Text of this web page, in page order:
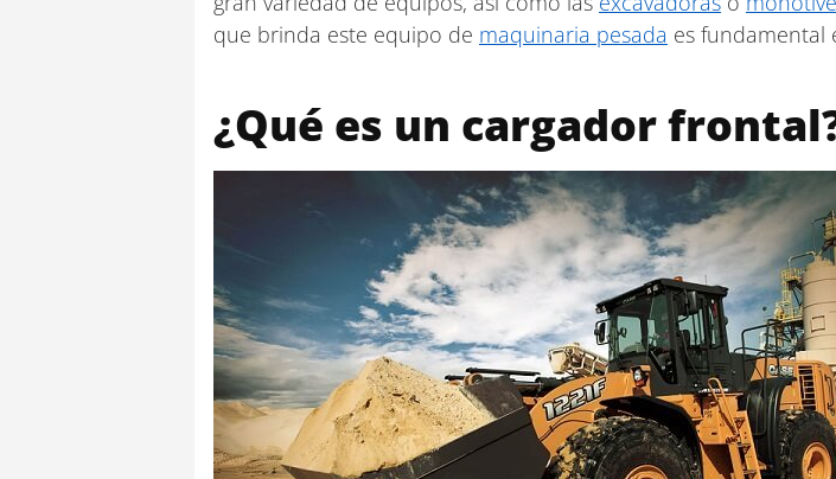
que brinda este equipo de maquinaria pesada es fundamental
¿Qué es un cargador